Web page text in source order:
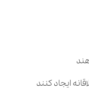
ایجاد کنند